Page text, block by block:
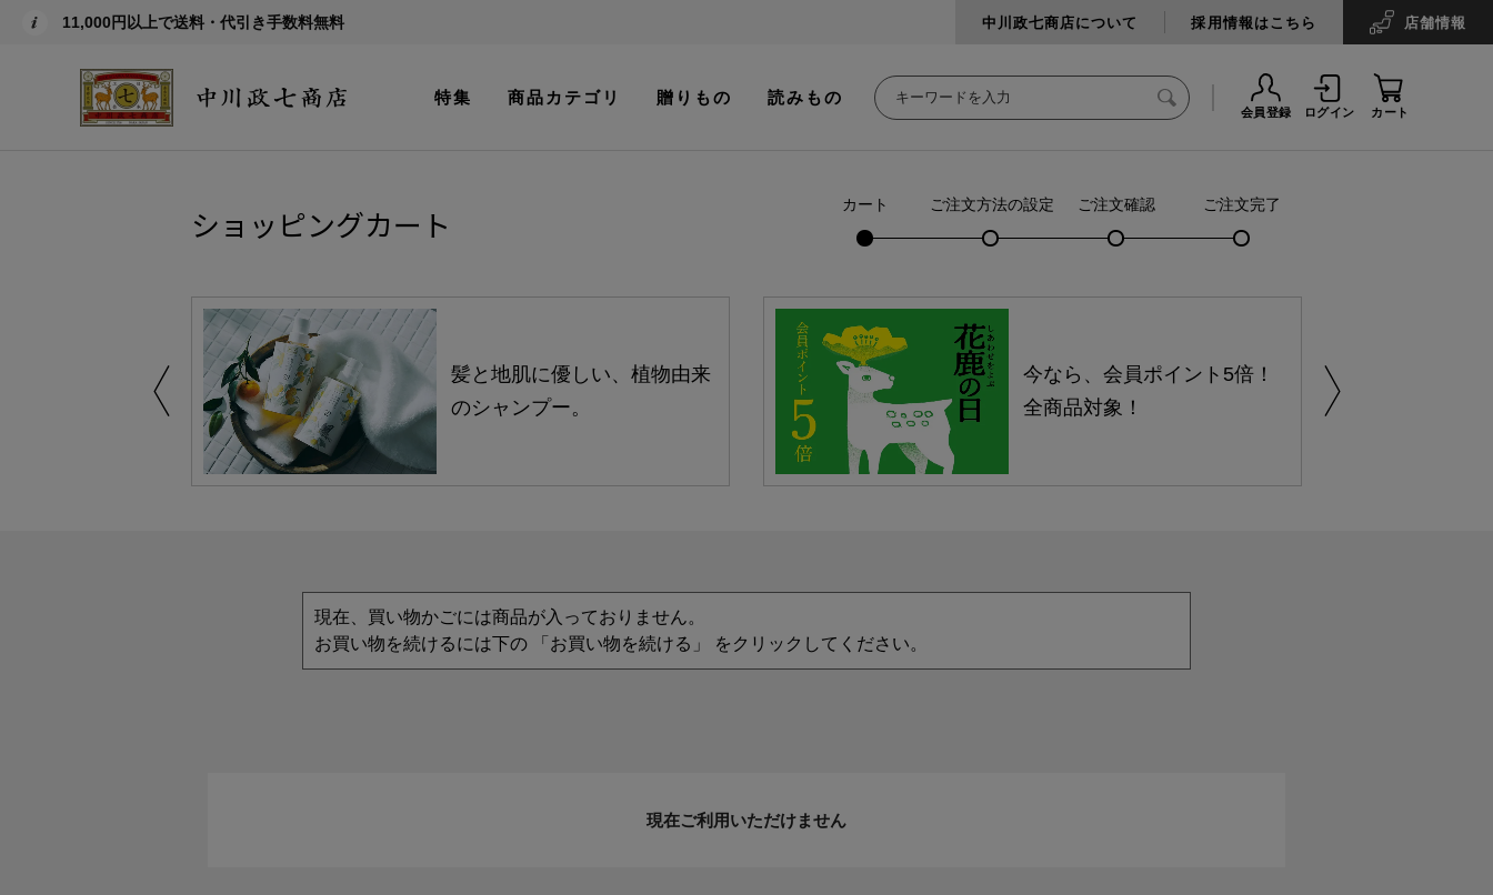
11,000円以上で送料・代引き手数料無料 中川政七商店について 採用情報はこちら 店舗情報
特集 商品カテゴリ 贈りもの 読みもの
会員登録 ログイン カート
ショッピングカート カート ご注文方法の設定 ご注文確認 ご注文完了
髪と地肌に優しい、植物由来
のシャンプー。
今なら、会員ポイント5倍！
全商品対象！
現在、買い物かごには商品が入っておりません。
お買い物を続けるには下の 「お買い物を続ける」 をクリックしてください。
現在ご利用いただけません